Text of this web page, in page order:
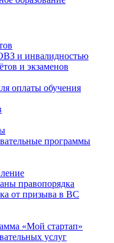
и инвалидностью
и экзаменов
оплаты обучения
программы
правопорядка
от призыва в ВС
«Мой стартап»
услуг